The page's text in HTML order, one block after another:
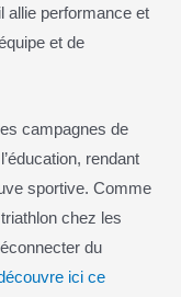
allie performance et
et de
campagnes de
rendant
sportive. Comme
chez les
du
ici ce